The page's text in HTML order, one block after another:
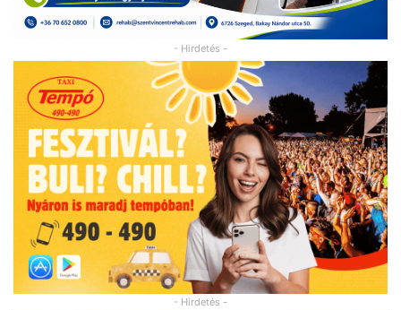
- Hirdetés -
- Hirdetés -